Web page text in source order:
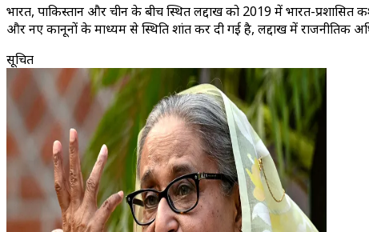
भारत, पाकिस्तान और चीन के बीच स्थित लद्दाख को 2019 में भारत-प्रशासित
और नए कानूनों के माध्यम से स्थिति शांत कर दी गई है, लद्दाख में राजनीतिक
सूचित